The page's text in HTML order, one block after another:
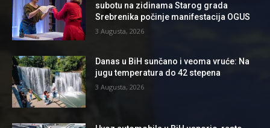
subotu na zidinama Starog grada
Srebrenika počinje manifestacija OGUS
3 Augusta, 2026
Danas u BiH sunčano i veoma vruće: Na
jugu temperatura do 42 stepena
3 Augusta, 2026